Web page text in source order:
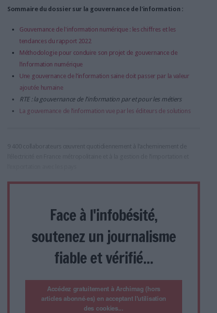
Sommaire du dossier sur la gouvernance de l'information :
Gouvernance de l'information numérique : les chiffres et les
tendances du rapport 2022
Méthodologie pour conduire son projet de gouvernance de
l’information numérique
Une gouvernance de l’information saine doit passer par la valeur
ajoutée humaine
RTE : la gouvernance de l'information par et pour les métiers
La gouvernance de l’information vue par les éditeurs de solutions
9 400 collaborateurs œuvrent quotidiennement à l’acheminement de
Face à l'infobésité,
soutenez un journalisme
fiable et vérifié...
Accédez gratuitement à Archimag (hors
articles abonné·es) en acceptant l'utilisation
des cookies...